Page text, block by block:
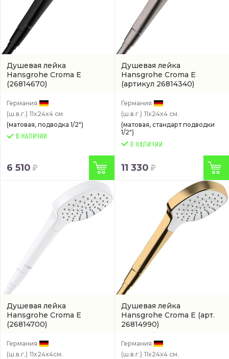
Душевая лейка
Hansgrohe Croma E
(26814670)
Германия
(ш.в.г.) 11x24x4 см
(матовая, подводка 1/2")
В НАЛИЧИИ
6 510
Душевая лейка
Hansgrohe Croma E
(артикул 26814340)
Германия
(ш.в.г.) 11x24x4 см.
(матовая, стандарт подводки
1/2")
11 330
Душевая лейка
Hansgrohe Croma E
(26814700)
Германия
(ш.в.г.) 11x24x4см.
Душевая лейка
Hansgrohe Croma E (арт.
26814990)
Германия
(ш.в.г.) 11x24x4 см.